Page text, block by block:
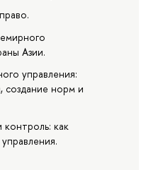
Азии.
управления:
создание норм и
как